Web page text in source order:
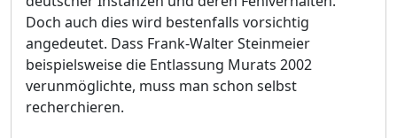
Doch auch dies wird bestenfalls vorsichtig
angedeutet. Dass Frank-Walter Steinmeier
beispielsweise die Entlassung Murats 2002
verunmöglichte, muss man schon selbst
recherchieren.